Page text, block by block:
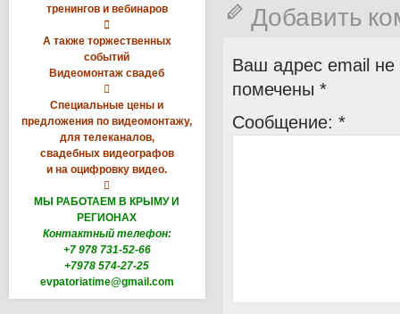
тренингов и вебинаров

А также торжественных
событий
Видеомонтаж свадеб

Специальные цены и
предложения по видеомонтажу,
для телеканалов,
свадебных видеографов
и на оцифровку видео.

МЫ РАБОТАЕМ В КРЫМУ И
РЕГИОНАХ
Контактный телефон:
+7 978 731-52-66
+7978 574-27-25
evpatoriatime@gmail.com
Добавить
Ваш адрес email не
помечены *
Сообщение: *